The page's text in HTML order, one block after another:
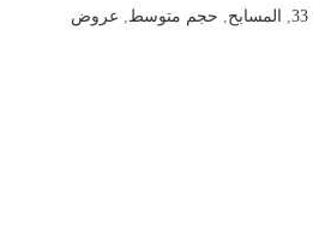
33
, المسابح, حجم متوسط, عروض